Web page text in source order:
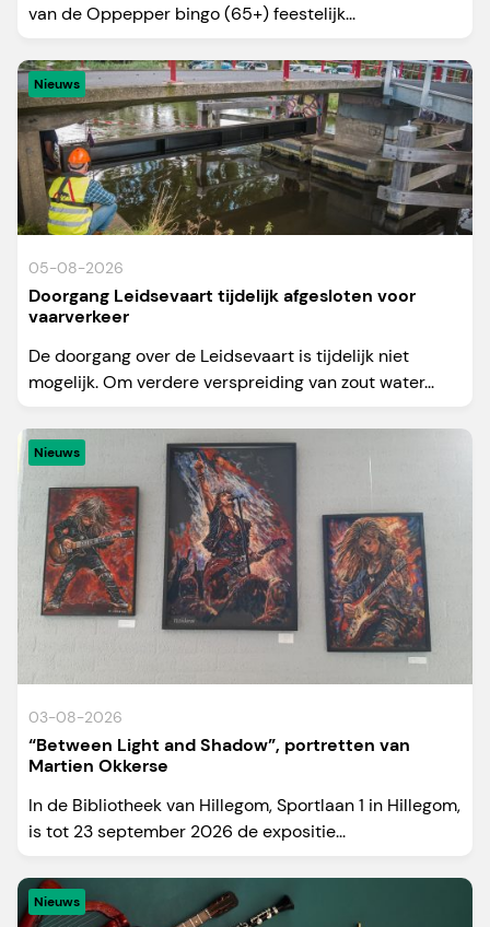
van de Oppepper bingo (65+) feestelijk...
Nieuws
05-08-2026
Doorgang Leidsevaart tijdelijk afgesloten voor
vaarverkeer
De doorgang over de Leidsevaart is tijdelijk niet
mogelijk. Om verdere verspreiding van zout water...
Nieuws
03-08-2026
“Between Light and Shadow”, portretten van
Martien Okkerse
In de Bibliotheek van Hillegom, Sportlaan 1 in Hillegom,
is tot 23 september 2026 de expositie...
Nieuws